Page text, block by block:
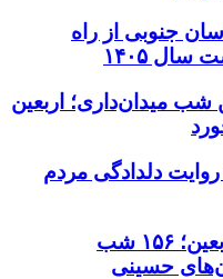
خراسان جنوبی از راه
۱۴۰۵
جنوبی در ۱۵۷مین شب میدان‌داری؛ اربعین
دلدادگی مردم
خراسان جنوبی در شب اربعین؛ ۱۵۶ شب
حسینی